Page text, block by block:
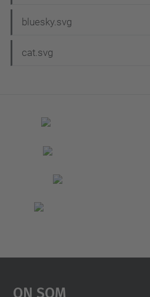
bluesky.svg
cat.svg
On Som